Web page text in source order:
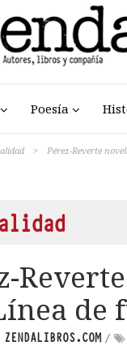
Poesía
> Pérez-Reverte
de
ZENDALIBROS.COM/